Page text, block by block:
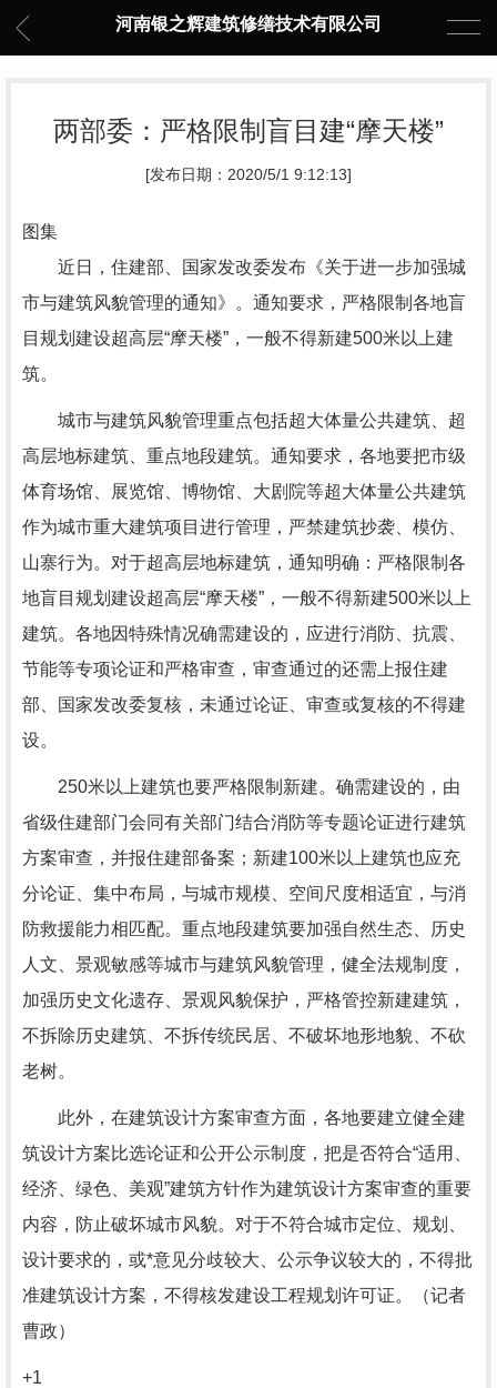
河南银之辉建筑修缮技术有限公司
两部委：严格限制盲目建“摩天楼”
[发布日期：2020/5/1 9:12:13]
图集
近日，住建部、国家发改委发布《关于进一步加强城
市与建筑风貌管理的通知》。通知要求，严格限制各地盲
目规划建设超高层“摩天楼”，一般不得新建500米以上建
筑。
城市与建筑风貌管理重点包括超大体量公共建筑、超
高层地标建筑、重点地段建筑。通知要求，各地要把市级
体育场馆、展览馆、博物馆、大剧院等超大体量公共建筑
作为城市重大建筑项目进行管理，严禁建筑抄袭、模仿、
山寨行为。对于超高层地标建筑，通知明确：严格限制各
地盲目规划建设超高层“摩天楼”，一般不得新建500米以上
建筑。各地因特殊情况确需建设的，应进行消防、抗震、
节能等专项论证和严格审查，审查通过的还需上报住建
部、国家发改委复核，未通过论证、审查或复核的不得建
设。
250米以上建筑也要严格限制新建。确需建设的，由
省级住建部门会同有关部门结合消防等专题论证进行建筑
方案审查，并报住建部备案；新建100米以上建筑也应充
分论证、集中布局，与城市规模、空间尺度相适宜，与消
防救援能力相匹配。重点地段建筑要加强自然生态、历史
人文、景观敏感等城市与建筑风貌管理，健全法规制度，
加强历史文化遗存、景观风貌保护，严格管控新建建筑，
不拆除历史建筑、不拆传统民居、不破坏地形地貌、不砍
老树。
此外，在建筑设计方案审查方面，各地要建立健全建
筑设计方案比选论证和公开公示制度，把是否符合“适用、
经济、绿色、美观”建筑方针作为建筑设计方案审查的重要
内容，防止破坏城市风貌。对于不符合城市定位、规划、
设计要求的，或*意见分歧较大、公示争议较大的，不得批
准建筑设计方案，不得核发建设工程规划许可证。（记者
曹政）
+1